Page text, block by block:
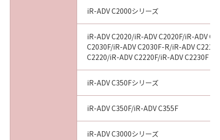
iR-ADV C2000シリーズ
iR-ADV C2020/iR-ADV C2020F/iR-ADV
C2030F/iR-ADV C2030F-R/iR-ADV
C2220/iR-ADV C2220F/iR-ADV C2230F
iR-ADV C350Fシリーズ
iR-ADV C350F/iR-ADV C355F
iR-ADV C3000シリーズ